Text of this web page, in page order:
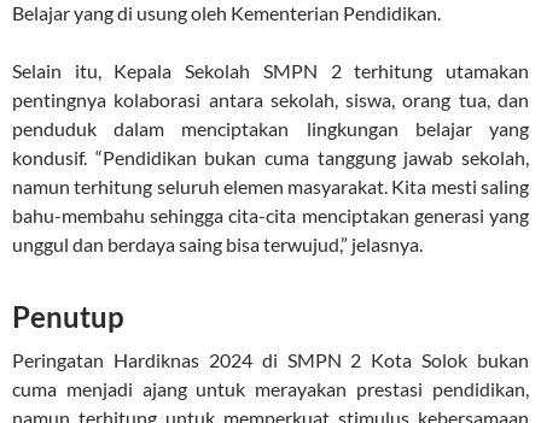
Belajar yang di usung oleh Kementerian Pendidikan.
Selain itu, Kepala Sekolah SMPN 2 terhitung utamakan
pentingnya kolaborasi antara sekolah, siswa, orang tua, dan
penduduk dalam menciptakan lingkungan belajar yang
kondusif. “Pendidikan bukan cuma tanggung jawab sekolah,
namun terhitung seluruh elemen masyarakat. Kita mesti saling
bahu-membahu sehingga cita-cita menciptakan generasi yang
unggul dan berdaya saing bisa terwujud,” jelasnya.
Penutup
Peringatan Hardiknas 2024 di SMPN 2 Kota Solok bukan
cuma menjadi ajang untuk merayakan prestasi pendidikan,
namun terhitung untuk memperkuat stimulus kebersamaan